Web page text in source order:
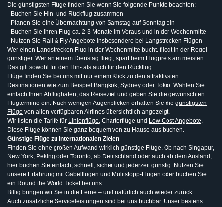
Die günstigsten Flüge finden Sie wenn Sie folgende Punkte beachten:
- Buchen Sie Hin- und Rückflug zusammen
- Planen Sie eine Übernachtung von Samstag auf Sonntag ein
- Buchen Sie Ihren Flug ca. 2-3 Monate im Voraus und in der Wochenmitte
- Nutzen Sie Rail & Fly Angebote insbesondere bei Langstrecken Flügen
Wer einen Langstrecken Flug in der Wochenmitte bucht, fliegt in der Regel
günstiger. Wer an einem Dienstag fliegt, spart beim Flugpreis am meisten.
Das gilt sowohl für den Hin- als auch für den Rückflug.
Flüge finden Sie bei uns mit nur einem Klick zu den attraktivsten
Destinationen wie zum Beispiel Bangkok, Sydney oder Tokio. Wählen Sie
einfach Ihren Abflughafen, das Reiseziel und geben Sie die gewünschten
Flugtermine ein. Nach wenigen Augenblicken erhalten Sie die günstigsten
Flüge von allen verfügbaren Airlines übersichtlich angezeigt.
Wir listen die Tarife für Linienflüge, Charterflüge und Low Cost Angebote.
Diese Flüge können Sie ganz bequem von zu Hause aus buchen.
Günstige Flüge zu internationalen Zielen
Finden Sie ohne großen Aufwand wirklich günstige Flüge. Ob nach Singapur,
New York, Peking oder Toronto, ab Deutschland oder auch ab dem Ausland,
hier buchen Sie einfach, schnell, sicher und jederzeit günstig. Nutzen Sie
unsere Erfahrung mitGabelflügen und Mulitstopp-Flügen oder buchen Sie
ein Round the World Ticketbei uns.
Billig bringen wir Sie in die Ferne – und natürlich auch wieder zurück.
Auch zusätzliche Serviceleistungen sind bei uns buchbar. Unser bestens